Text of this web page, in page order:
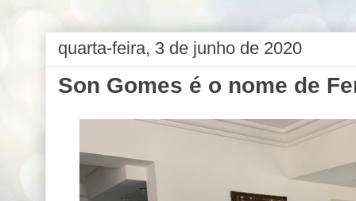
quarta-feira, 3 de junho de 2020
Son Gomes é o nome de